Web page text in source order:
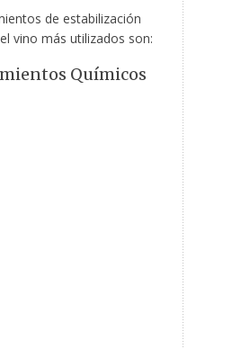
de estabilización
vino más utilizados son:
Químicos